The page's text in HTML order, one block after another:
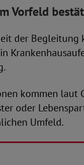
Vorfeld
der Begleitung
kommen laut
oder
Umfeld.